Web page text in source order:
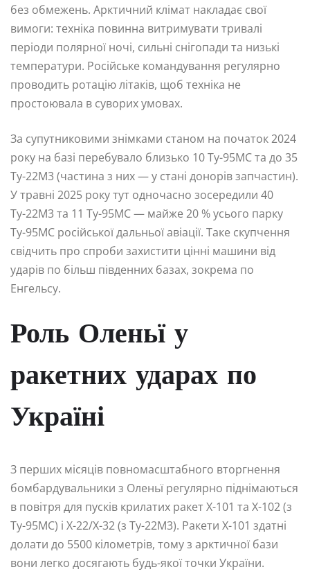
без обмежень. Арктичний клімат накладає свої
вимоги: техніка повинна витримувати тривалі
періоди полярної ночі, сильні снігопади та низькі
температури. Російське командування регулярно
проводить ротацію літаків, щоб техніка не
простоювала в суворих умовах.
За супутниковими знімками станом на початок 2024
року на базі перебувало близько 10 Ту-95МС та до 35
Ту-22М3 (частина з них — у стані донорів запчастин).
У травні 2025 року тут одночасно зосередили 40
Ту-22М3 та 11 Ту-95МС — майже 20 % усього парку
Ту-95МС російської дальньої авіації. Таке скупчення
свідчить про спроби захистити цінні машини від
ударів по більш південних базах, зокрема по
Енгельсу.
Роль Оленьї у
ракетних ударах по
Україні
З перших місяців повномасштабного вторгнення
бомбардувальники з Оленьї регулярно піднімаються
в повітря для пусків крилатих ракет Х-101 та Х-102 (з
Ту-95МС) і Х-22/Х-32 (з Ту-22М3). Ракети Х-101 здатні
долати до 5500 кілометрів, тому з арктичної бази
вони легко досягають будь-якої точки України.